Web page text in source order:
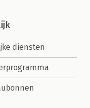
diensten